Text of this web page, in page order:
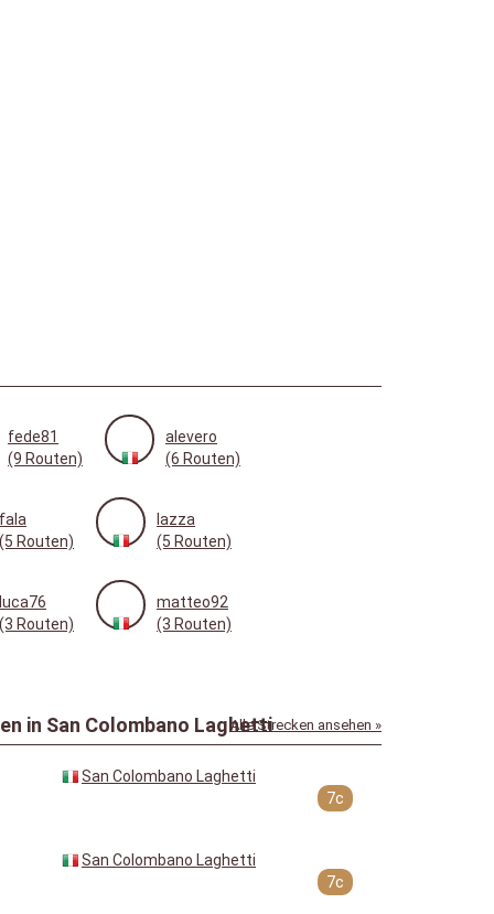
fede81
(9 Routen)
alevero
(6 Routen)
fala
(5 Routen)
lazza
(5 Routen)
luca76
(3 Routen)
matteo92
(3 Routen)
in San Colombano LaghettiAlle Strecken ansehen »
San Colombano Laghetti
7c
San Colombano Laghetti
7c